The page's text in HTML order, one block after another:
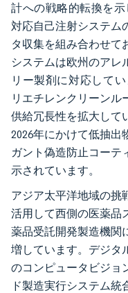
計への戦略的転換を示
対応自己注射システム
タ収集を組み合わせて
システムは欧州のアレ
リー製剤に対応して
リエチレンクリーンル
供給冗長性を拡大して
2026年にかけて低抽出
ガント偽造防止コーテ
示されています。
アジア太平洋地域の挑
活用して西側の医薬品
薬品受託開発製造機関
増しています。デジ
のコンピュータビジョ
ド製造実行システム